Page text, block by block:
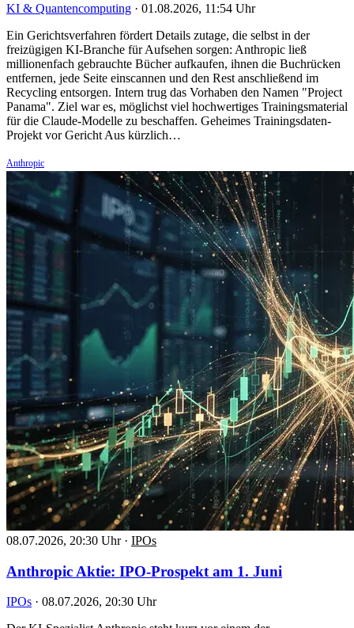
KI & Quantencomputing · 01.08.2026, 11:54 Uhr
Ein Gerichtsverfahren fördert Details zutage, die selbst in der
freizügigen KI-Branche für Aufsehen sorgen: Anthropic ließ
millionenfach gebrauchte Bücher aufkaufen, ihnen die Buchrücken
entfernen, jede Seite einscannen und den Rest anschließend im
Recycling entsorgen. Intern trug das Vorhaben den Namen "Project
Panama". Ziel war es, möglichst viel hochwertiges Trainingsmaterial
für die Claude-Modelle zu beschaffen. Geheimes Trainingsdaten-
Projekt vor Gericht Aus kürzlich…
Anthropic
08.07.2026, 20:30 Uhr · IPOs
Anthropic Aktie: IPO-Prospekt am 1. Juni
IPOs · 08.07.2026, 20:30 Uhr